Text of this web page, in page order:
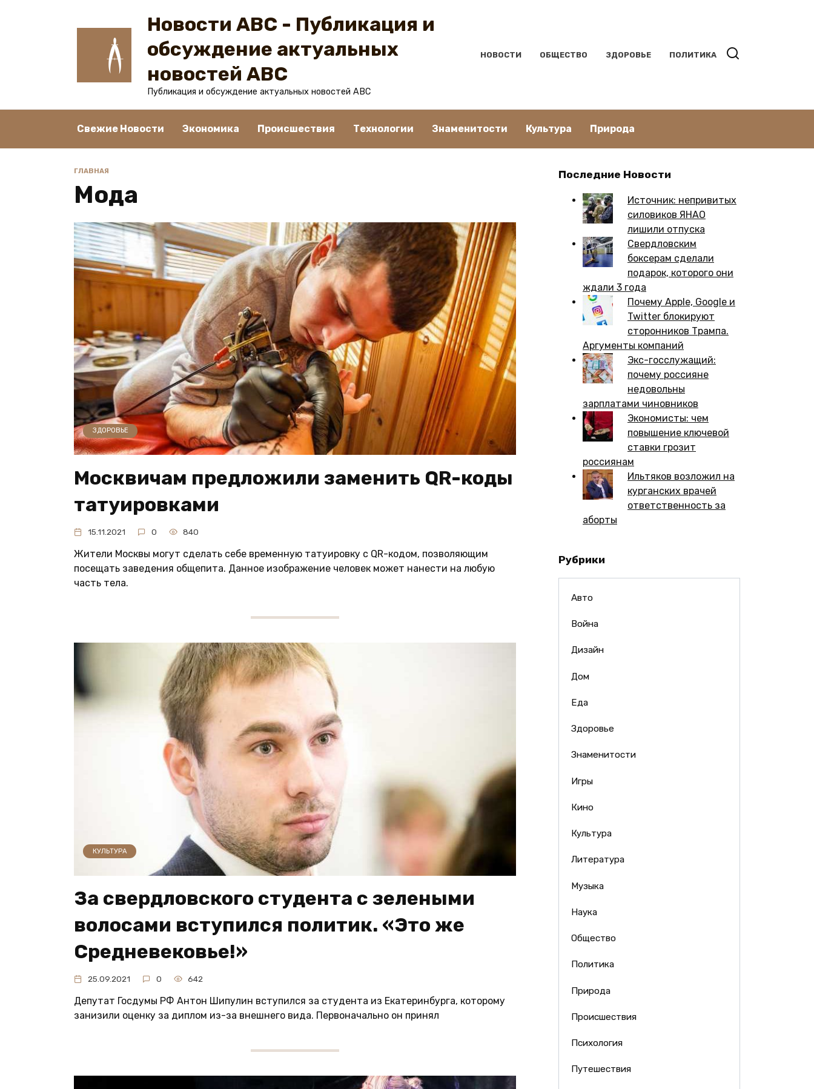
Новости ABC - Публикация и
обсуждение актуальных
новостей ABC
Публикация и обсуждение актуальных новостей ABC
НОВОСТИ ОБЩЕСТВО ЗДОРОВЬЕ ПОЛИТИКА
Свежие Новости Экономика Происшествия Технологии Знаменитости Культура Природа
ГЛАВНАЯ
Мода
ЗДОРОВЬЕ
Москвичам предложили заменить QR-коды
татуировками
15.11.2021 0 840
Жители Москвы могут сделать себе временную татуировку с QR-кодом, позволяющим
посещать заведения общепита. Данное изображение человек может нанести на любую
часть тела.
КУЛЬТУРА
За свердловского студента с зелеными
волосами вступился политик. «Это же
Средневековье!»
25.09.2021 0 642
Депутат Госдумы РФ Антон Шипулин вступился за студента из Екатеринбурга, которому
занизили оценку за диплом из-за внешнего вида. Первоначально он принял
Последние Новости
Источник: непривитых
силовиков ЯНАО
лишили отпуска
Свердловским
боксерам сделали
подарок, которого они
ждали 3 года
Почему Apple, Google и
Twitter блокируют
сторонников Трампа.
Аргументы компаний
Экс-госслужащий:
почему россияне
недовольны
зарплатами чиновников
Экономисты: чем
повышение ключевой
ставки грозит
россиянам
Ильтяков возложил на
курганских врачей
ответственность за
аборты
Рубрики
Авто
Война
Дизайн
Дом
Еда
Здоровье
Знаменитости
Игры
Кино
Культура
Литература
Музыка
Наука
Общество
Политика
Природа
Происшествия
Психология
Путешествия